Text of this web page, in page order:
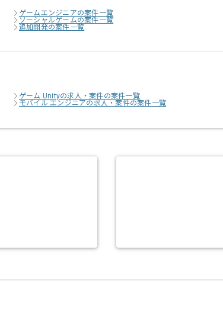
ゲームエンジニアの案件一覧
ソーシャルゲームの案件一覧
追加開発の案件一覧
ゲーム Unityの求人・案件の案件一覧
モバイル エンジニアの求人・案件の案件一覧